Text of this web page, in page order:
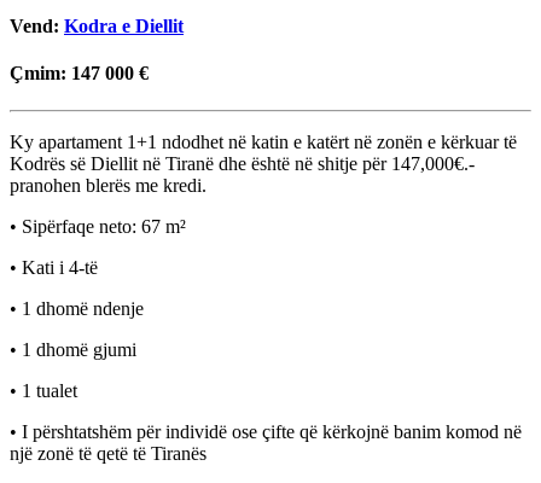
Vend: Kodra e Diellit
Çmim: 147 000 €
Ky apartament 1+1 ndodhet në katin e katërt në zonën e kërkuar të
Kodrës së Diellit në Tiranë dhe është në shitje për 147,000€.-
pranohen blerës me kredi.
• Sipërfaqe neto: 67 m²
• Kati i 4-të
• 1 dhomë ndenje
• 1 dhomë gjumi
• 1 tualet
• I përshtatshëm për individë ose çifte që kërkojnë banim komod në
një zonë të qetë të Tiranës